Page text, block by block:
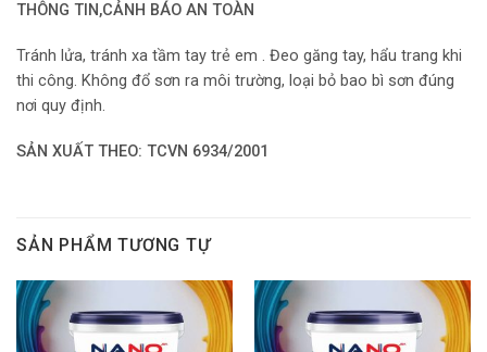
THÔNG TIN,CẢNH BÁO AN TOÀN
Tránh lửa, tránh xa tầm tay trẻ em . Đeo găng tay, hẩu trang khi
thi công. Không đổ sơn ra môi trường, loại bỏ bao bì sơn đúng
nơi quy định.
SẢN XUẤT THEO: TCVN 6934/2001
SẢN PHẨM TƯƠNG TỰ